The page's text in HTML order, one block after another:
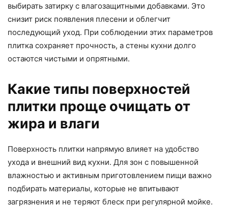
выбирать затирку с влагозащитными добавками. Это
снизит риск появления плесени и облегчит
последующий уход. При соблюдении этих параметров
плитка сохраняет прочность, а стены кухни долго
остаются чистыми и опрятными.
Какие типы поверхностей
плитки проще очищать от
жира и влаги
Поверхность плитки напрямую влияет на удобство
ухода и внешний вид кухни. Для зон с повышенной
влажностью и активным приготовлением пищи важно
подбирать материалы, которые не впитывают
загрязнения и не теряют блеск при регулярной мойке.